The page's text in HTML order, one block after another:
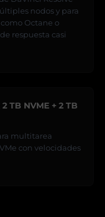
nodos y para
Octane o
respuesta casi
TB NVME + 2 TB
multitarea
con velocidades